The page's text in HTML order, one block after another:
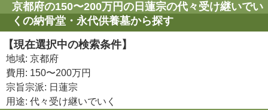
京都府の150〜200万円の日蓮宗の代々受け継いでい
くの納骨堂・永代供養墓から探す
【現在選択中の検索条件】
地域: 京都府
費用: 150〜200万円
宗旨宗派: 日蓮宗
用途: 代々受け継いでいく